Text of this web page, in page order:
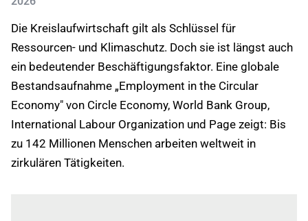
Die Kreislaufwirtschaft gilt als Schlüssel für
Ressourcen- und Klimaschutz. Doch sie ist längst auch
ein bedeutender Beschäftigungsfaktor. Eine globale
Bestandsaufnahme „Employment in the Circular
Economy" von Circle Economy, World Bank Group,
International Labour Organization und Page zeigt: Bis
zu 142 Millionen Menschen arbeiten weltweit in
zirkulären Tätigkeiten.